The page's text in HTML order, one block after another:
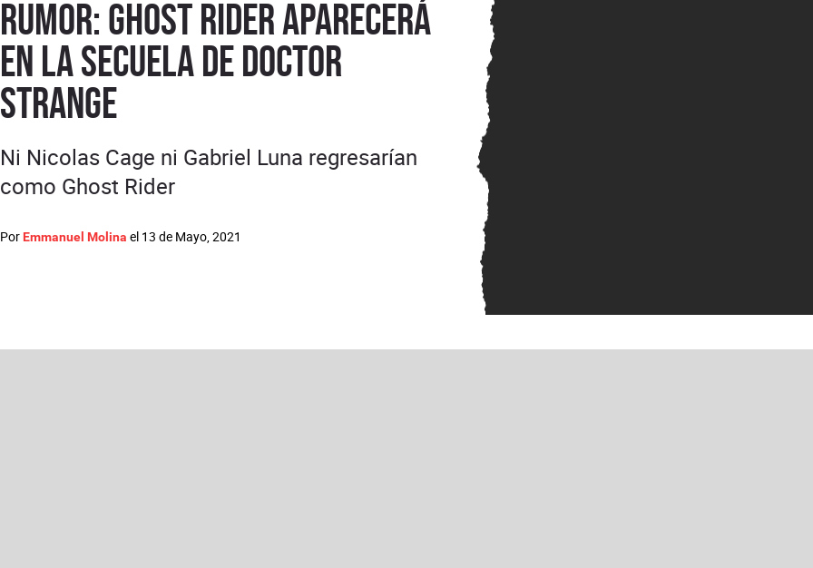
RUMOR: Ghost Rider aparecerá
en la secuela de Doctor
Strange
Por Emmanuel Molina el 13 de Mayo, 2021
Ni Nicolas Cage ni Gabriel Luna regresarían
como Ghost Rider